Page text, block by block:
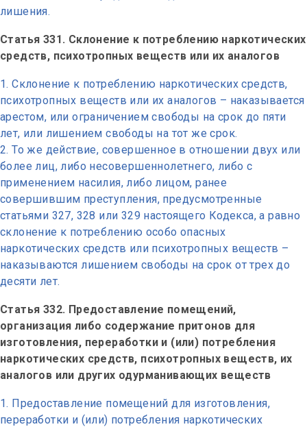
лишения.
Статья 331. Склонение к потреблению наркотических
средств, психотропных веществ или их аналогов
Склонение к потреблению наркотических средств,
психотропных веществ или их аналогов – наказывается
арестом, или ограничением свободы на срок до пяти
лет, или лишением свободы на тот же срок.
То же действие, совершенное в отношении двух или
более лиц, либо несовершеннолетнего, либо с
применением насилия, либо лицом, ранее
совершившим преступления, предусмотренные
статьями 327, 328 или 329 настоящего Кодекса, а равно
склонение к потреблению особо опасных
наркотических средств или психотропных веществ –
наказываются лишением свободы на срок от трех до
десяти лет.
Статья 332. Предоставление помещений,
организация либо содержание притонов для
изготовления, переработки и (или) потребления
наркотических средств, психотропных веществ, их
аналогов или других одурманивающих веществ
Предоставление помещений для изготовления,
переработки и (или) потребления наркотических